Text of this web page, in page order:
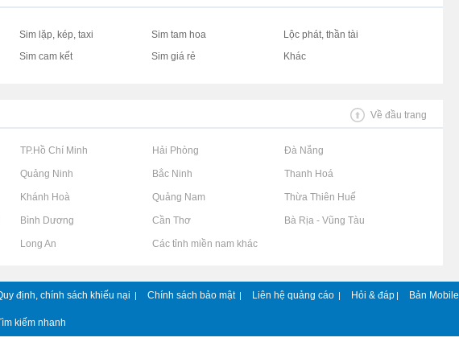
Sim lặp, kép, taxi Sim tam hoa
Lộc phát, thần tài
Sim cam kết Sim giá rẻ Khác
Về đầu trang
tại TP.Hồ Chí Minh Rao vặt tại Hải Phòng Rao vặt tại Đà Nẵng
tại Quảng Ninh Rao vặt tại Bắc Ninh Rao vặt tại Thanh Hoá
tại Khánh Hoà Rao vặt tại Quảng Nam Rao vặt tại Thừa Thiên Huế
tại Bình Dương Rao vặt tại Cần Thơ Rao vặt tại Bà Rịa - Vũng Tàu
tại Long An Rao vặt tại Các tỉnh miền nam khác
định, chính sách khiếu nại | Chính sách bảo mật | Liên hệ quảng cáo | Hỏi & đáp | Bản Mobile
kiếm nhanh